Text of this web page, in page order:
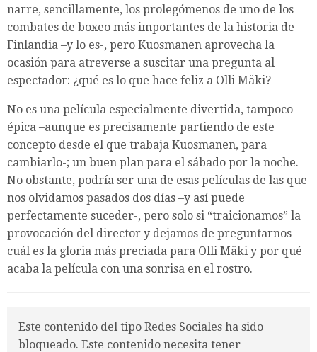
narre, sencillamente, los prolegómenos de uno de los
combates de boxeo más importantes de la historia de
Finlandia –y lo es-, pero Kuosmanen aprovecha la
ocasión para atreverse a suscitar una pregunta al
espectador: ¿qué es lo que hace feliz a Olli Mäki?
No es una película especialmente divertida, tampoco
épica –aunque es precisamente partiendo de este
concepto desde el que trabaja Kuosmanen, para
cambiarlo-; un buen plan para el sábado por la noche.
No obstante, podría ser una de esas películas de las que
nos olvidamos pasados dos días –y así puede
perfectamente suceder-, pero solo si “traicionamos” la
provocación del director y dejamos de preguntarnos
cuál es la gloria más preciada para Olli Mäki y por qué
acaba la película con una sonrisa en el rostro.
Este contenido del tipo Redes Sociales ha sido
bloqueado. Este contenido necesita tener